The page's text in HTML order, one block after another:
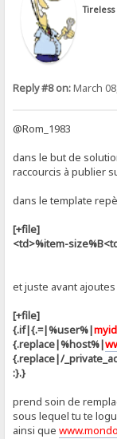
Reply #8 on:March
@Rom_1983
dans le but de
raccourcis à publier
dans le template
[+file]
<td>%item-
et juste avant ajoutes
[+file]
{.if|{.=|%user%|
{.replace|%host%|
{.replace|/
:}.}
prend soin de
sous lequel tu te
ainsi que